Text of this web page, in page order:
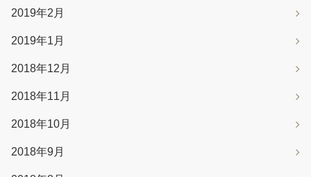
2019年2月
2019年1月
2018年12月
2018年11月
2018年10月
2018年9月